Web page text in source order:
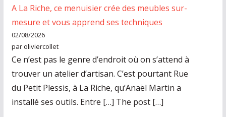
A La Riche, ce menuisier crée des meubles sur-
mesure et vous apprend ses techniques
02/08/2026
par oliviercollet
Ce n’est pas le genre d’endroit où on s’attend à
trouver un atelier d’artisan. C’est pourtant Rue
du Petit Plessis, à La Riche, qu’Anaël Martin a
installé ses outils. Entre […] The post […]